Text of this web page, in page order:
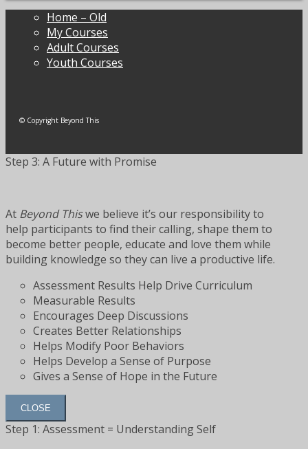
Home – Old
My Courses
Adult Courses
Youth Courses
© Copyright Beyond This
Step 3: A Future with Promise
At Beyond Thiswe believe it’s our responsibility to
help participants to find their calling, shape them to
become better people, educate and love them while
building knowledge so they can live a productive life.
Assessment Results Help Drive Curriculum
Measurable Results
Encourages Deep Discussions
Creates Better Relationships
Helps Modify Poor Behaviors
Helps Develop a Sense of Purpose
Gives a Sense of Hope in the Future
CLOSE
Step 1: Assessment = Understanding Self